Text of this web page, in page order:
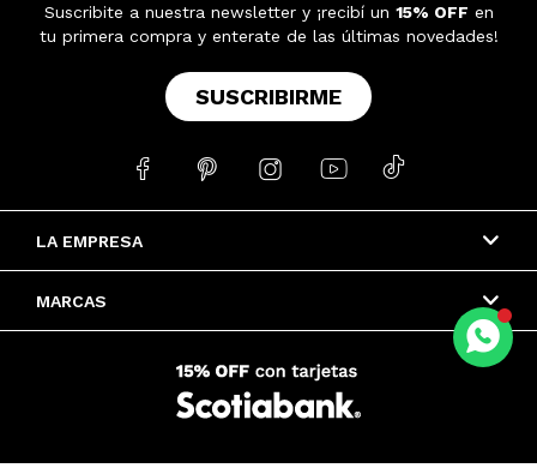
LA EMPRESA
MARCAS
Suscribite a nuestra newsletter y ¡recibí un 15% OFF en
tu primera compra y enterate de las últimas novedades!
SUSCRIBIRME
    